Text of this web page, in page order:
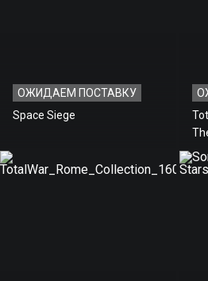
ОЖИДАЕМ ПОСТАВКУ
Space Siege